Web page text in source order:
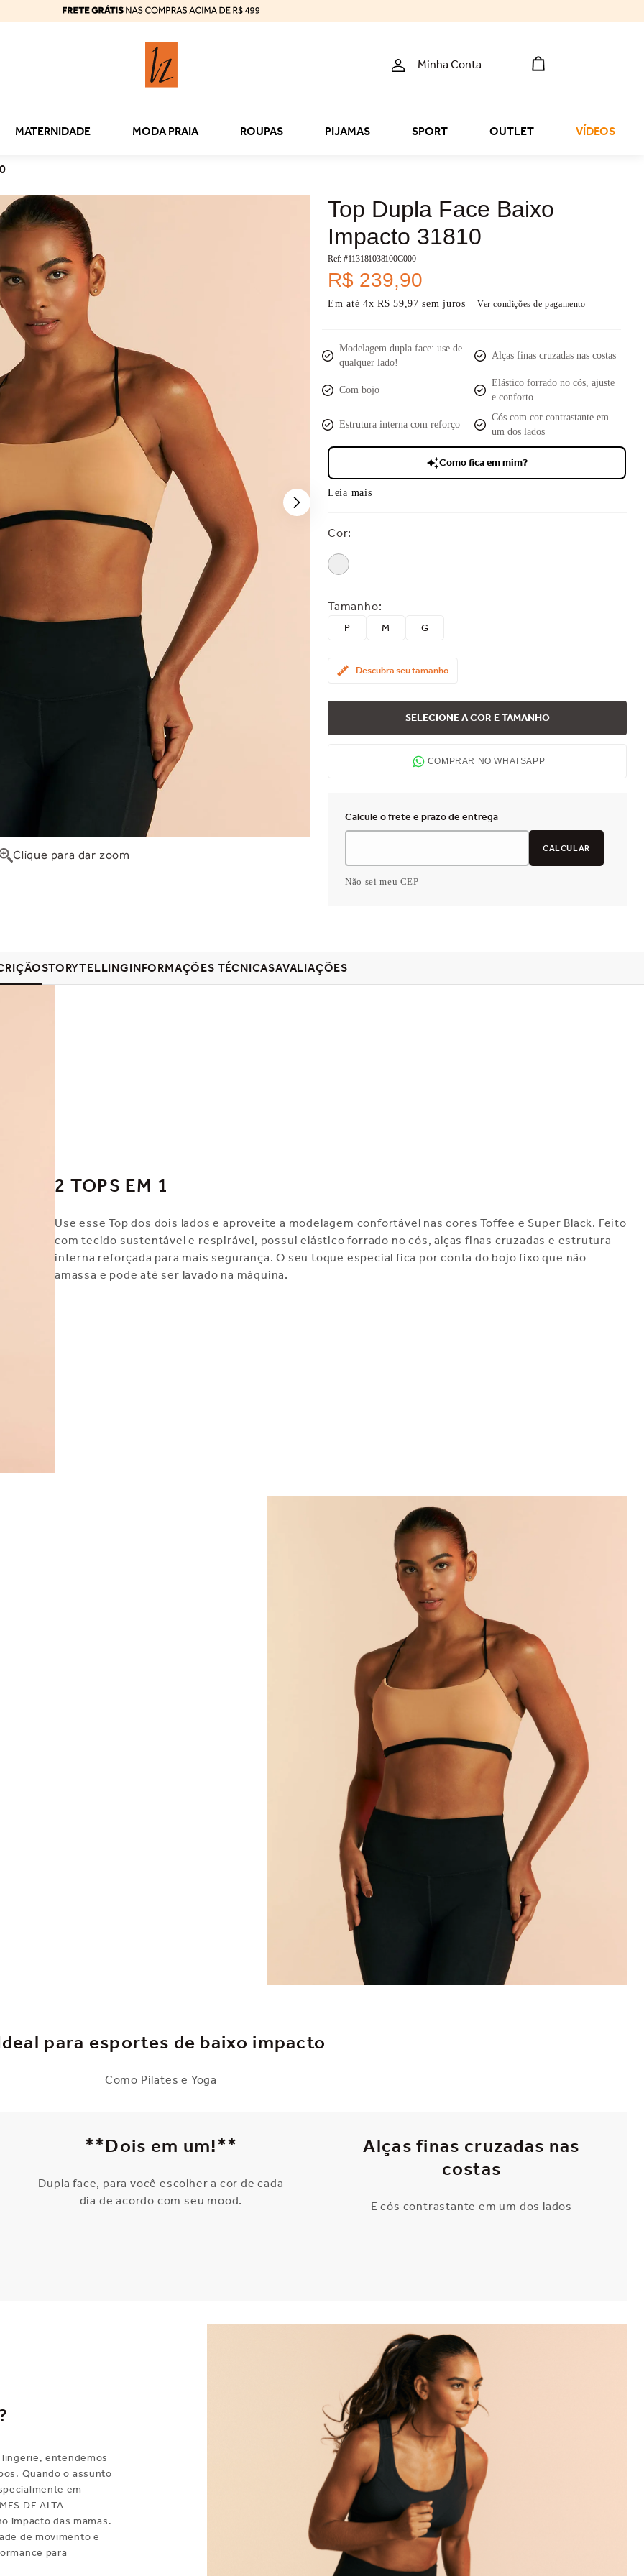
Minha Conta
MATERNIDADE MODA PRAIA ROUPAS PIJAMAS SPORT OUTLET VÍDEOS
Clique para dar zoom
Top Dupla Face Baixo
Impacto 31810
Ref: #113181038100G000
R$ 239,90
Em até 4xR$ 59,97 sem juros Ver condições de pagamento
Modelagem dupla face: use de
qualquer lado!
Com bojo
Estrutura interna com reforço
Alças finas cruzadas nas costas
Elástico forrado no cós, ajuste
e conforto
Cós com cor contrastante em
um dos lados
Como fica em mim?
Leia mais
Cor:
Tamanho:
P M G
Descubra seu tamanho
SELECIONE A COR E TAMANHO
COMPRAR NO WHATSAPP
Não sei meu CEP
STORYTELLINGINFORMAÇÕES TÉCNICASAVALIAÇÕES
2 TOPS EM 1
Use esse Top dos dois lados e aproveite a modelagem confortável nas cores Toffee e Super Black. Feito
com tecido sustentável e respirável, possui elástico forrado no cós, alças finas cruzadas e estrutura
interna reforçada para mais segurança. O seu toque especial fica por conta do bojo fixo que não
amassa e pode até ser lavado na máquina.
para esportes de baixo impacto
Como Pilates e Yoga
**Dois em um!**
Dupla face, para você escolher a cor de cada
dia de acordo com seu mood.
Alças finas cruzadas nas
costas
E cós contrastante em um dos lados
entendemos
Quando o assunto
em
DE ALTA
impacto das mamas.
de movimento e
para